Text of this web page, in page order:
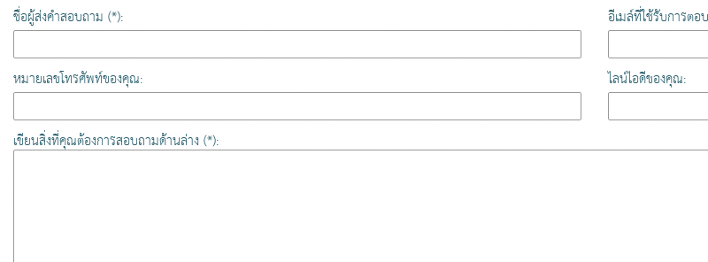
ชื่อผู้ส่งคำสอบถาม (*): อีเมล์ที่ใช้รับการต
หมายเลขโทรศัพท์ของคุณ: ไลน์ไอดีของคุณ:
เขียนสิ่งที่คุณต้องการสอบถามด้านล่าง (*):